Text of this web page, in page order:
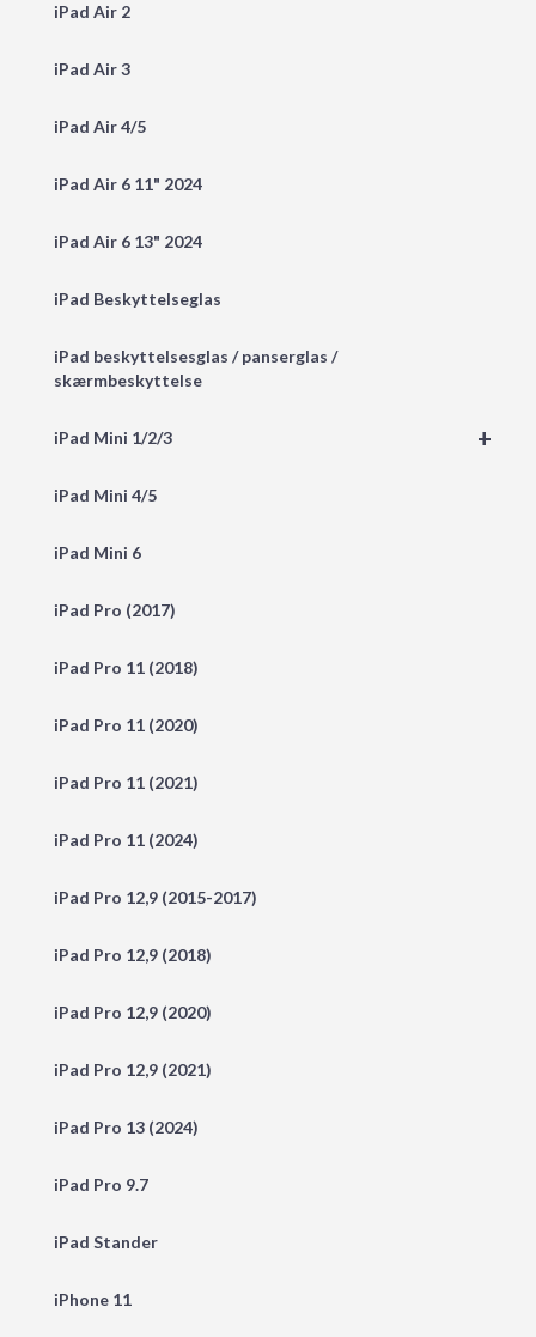
iPad Air 2
iPad Air 3
iPad Air 4/5
iPad Air 6 11" 2024
iPad Air 6 13" 2024
iPad Beskyttelseglas
iPad beskyttelsesglas / panserglas /
skærmbeskyttelse
+
iPad Mini 1/2/3
iPad Mini 4/5
iPad Mini 6
iPad Pro (2017)
iPad Pro 11 (2018)
iPad Pro 11 (2020)
iPad Pro 11 (2021)
iPad Pro 11 (2024)
iPad Pro 12,9 (2015-2017)
iPad Pro 12,9 (2018)
iPad Pro 12,9 (2020)
iPad Pro 12,9 (2021)
iPad Pro 13 (2024)
iPad Pro 9.7
iPad Stander
iPhone 11